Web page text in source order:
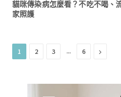
貓咪傳染病怎麼看？不吃不喝、
家照護
1 2 3 ... 6 Next